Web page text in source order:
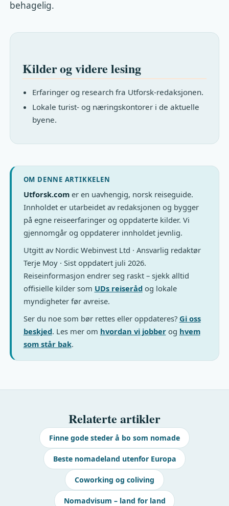
behagelig.
Kilder og videre lesing
Erfaringer og research fra Utforsk-redaksjonen.
Lokale turist- og næringskontorer i de aktuelle
byene.
OM DENNE ARTIKKELEN
Utforsk.comer en uavhengig, norsk reiseguide.
Innholdet er utarbeidet av redaksjonen og bygger
på egne reiseerfaringer og oppdaterte kilder. Vi
gjennomgår og oppdaterer innholdet jevnlig.
Utgitt av Nordic Webinvest Ltd · Ansvarlig redaktør
Terje Moy · Sist oppdatert juli 2026.
Reiseinformasjon endrer seg raskt – sjekk alltid
offisielle kilder som UDs reiserådog lokale
myndigheter før avreise.
Ser du noe som bør rettes eller oppdateres? Gi oss
beskjed. Les mer om hvordan vi jobberog hvem
som står bak.
Relaterte artikler
Finne gode steder å bo som nomade
Beste nomadeland utenfor Europa
Coworking og coliving
Nomadvisum – land for land